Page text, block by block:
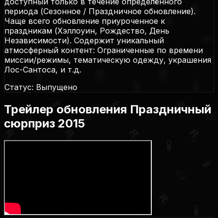
периода (Сезонное / Праздничное обновление).
Чаще всего обновление приуроченное к
праздникам (Хэллоуин, Рождество, День
Независимости). Содержит уникальный
атмосферный контент: Ограниченные по времени
миссии/режимы, тематическую одежду, украшения
Лос-Сантоса, и т.д.
Статус: Выпущено
Трейлер обновления Праздничный
сюрприз 2015